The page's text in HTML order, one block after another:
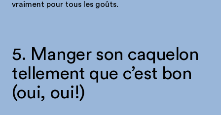
vraiment pour tous les goûts.
5. Manger son caquelon
tellement que c’est bon
(oui, oui!)